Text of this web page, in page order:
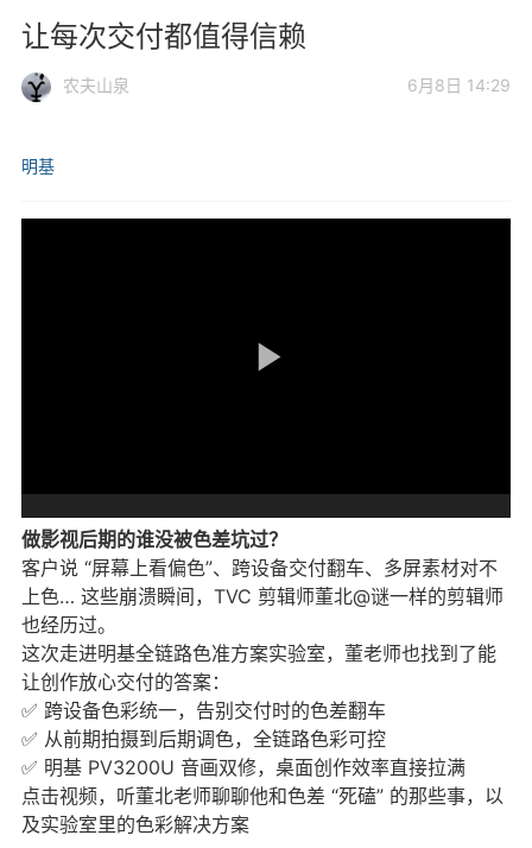
让每次交付都值得信赖
农夫山泉 6月8日 14:29
明基
做影视后期的谁没被色差坑过？
客户说 “屏幕上看偏色”、跨设备交付翻车、多屏素材对不
上色… 这些崩溃瞬间，TVC 剪辑师董北@谜一样的剪辑师
也经历过。
这次走进明基全链路色准方案实验室，董老师也找到了能
让创作放心交付的答案：
✅ 跨设备色彩统一，告别交付时的色差翻车
✅ 从前期拍摄到后期调色，全链路色彩可控
✅ 明基 PV3200U 音画双修，桌面创作效率直接拉满
点击视频，听董北老师聊聊他和色差 “死磕” 的那些事，以
及实验室里的色彩解决方案